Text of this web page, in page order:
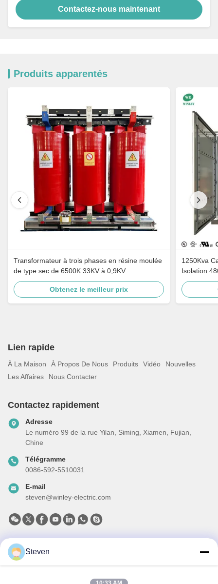
Contactez-nous maintenant
Produits apparentés
Transformateur à trois phases en résine moulée
de type sec de 6500K 33KV à 0,9KV
Obtenez le meilleur prix
1250Kva Cast Resin Dry Type Transformers
Isolation
Lien rapide
À La Maison À Propos De Nous Produits Vidéo
Nouvelles
Les Affaires
Nous Contacter
Contactez rapidement
Adresse
Le numéro 99 de la rue Yilan, Siming, Xiamen, Fujian,
Chine
Télégramme
0086-592-5510031
E-mail
steven@winley-electric.com
Notre newsletter
Abonnez-vous à notre newsletter pour des réductions et plus
encore.
Steven